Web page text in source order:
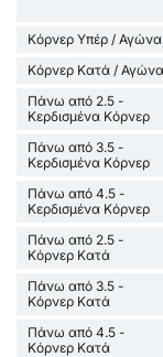
Κόρνερ Υπέρ / Αγώνα
Κόρνερ Κατά / Αγώνα
Πάνω από 2.5 -
Κερδισμένα Κόρνερ
Πάνω από 3.5 -
Κερδισμένα Κόρνερ
Πάνω από 4.5 -
Κερδισμένα Κόρνερ
Πάνω από 2.5 -
Κόρνερ Κατά
Πάνω από 3.5 -
Κόρνερ Κατά
Πάνω από 4.5 -
Κόρνερ Κατά